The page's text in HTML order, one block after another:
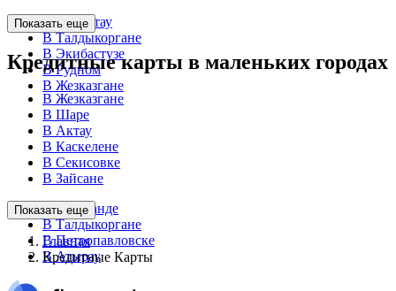
В Темиртау
В Талдыкоргане
В Экибастузе
В Рудном
В Жезказгане
Показать еще
Кредитные карты в маленьких городах
В Жезказгане
В Шаре
В Актау
В Каскелене
В Секисовке
В Зайсане
В Караганде
В Талдыкоргане
В Петропавловске
В Атырау
Показать еще
Главная
Кредитные Карты